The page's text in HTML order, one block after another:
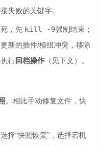
失败的关键字。
，先 kill -9强制结束；
新的插件/模组冲突，移除
行回档操作 （见下文）。
。相比手动修复文件，快
择“快照恢复”，选择宕机